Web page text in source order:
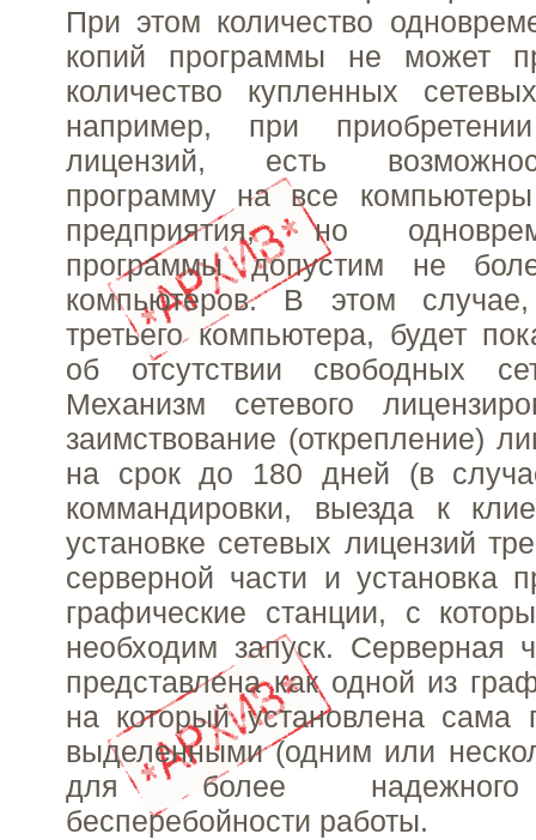
При этом количество
копий программы не может
количество купленных
например, при
лицензий, есть
программу на все
предприятия, но
программы допустим не
компьютеров. В этом
третьего компьютера, будет
об отсутствии свободных
Механизм сетевого
заимствование (открепление)
на срок до 180 дней (в
коммандировки, выезда к
установке сетевых лицензий
серверной части и установка
графические станции, с
необходим запуск. Серверная
представлена как одной из
на который установлена сама
выделенными (одним или
для более надежного
бесперебойности работы.